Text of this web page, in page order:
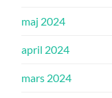
maj 2024
april 2024
mars 2024